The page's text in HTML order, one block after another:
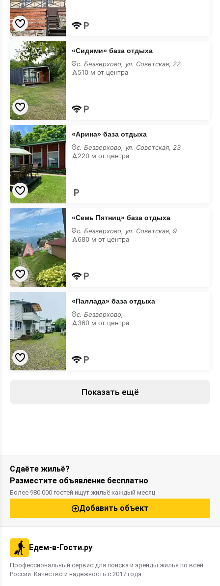
«Сидими»
база
отдыха
«Сидими» база отдыха
с. Безверхово, ул. Советская, 22
510 м от центра
«Арина»
база
отдыха
«Арина» база отдыха
с. Безверхово, ул. Советская, 23
220 м от центра
«Семь
Пятниц»
база
отдыха
«Семь Пятниц» база отдыха
с. Безверхово, ул. Советская, 9
680 м от центра
«Паллада»
база
отдыха
«Паллада» база отдыха
с. Безверхово,
360 м от центра
Показать ещё
Сдаёте жильё?
Разместите объявление бесплатно
Более 980 000 гостей ищут жильё каждый месяц
Добавить объект
Едем-в-Гости.ру
Профессиональный сервис для поиска и аренды жилья по всей
России. Качество и надежность с 2017 года.